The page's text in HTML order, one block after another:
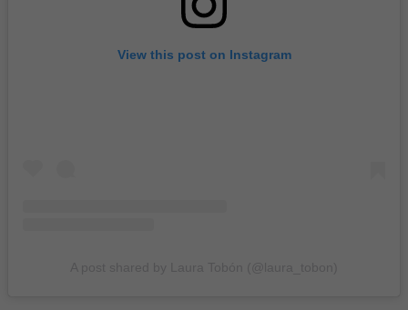
View this post on Instagram